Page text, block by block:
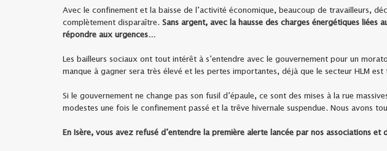
Avec le confinement et la baisse de l’activité économique, beaucoup de travailleurs,
complètement disparaître. Sans argent, avec la hausse des charges énergétiques
répondre aux urgences…
Les bailleurs sociaux ont tout intérêt à s’entendre avec le gouvernement pour un
manque à gagner sera très élevé et les pertes importantes, déjà que le secteur HLM
Si le gouvernement ne change pas son fusil d’épaule, ce sont des mises à la rue
modestes une fois le confinement passé et la trêve hivernale suspendue. Nous avons
En Isère, vous avez refusé d’entendre la première alerte lancée par nos associations